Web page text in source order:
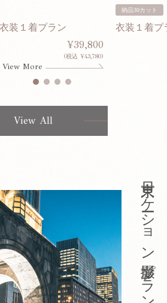
装１着プラン
¥39,800
(税込 ¥43,780)
View More
納品30カット
衣装１着プ
View All
東京ロケーション撮影プラン